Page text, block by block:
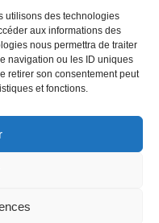
utilisons des technologies
aux informations des
nous permettra de traiter
navigation ou les ID uniques
retirer son consentement peut
et fonctions.